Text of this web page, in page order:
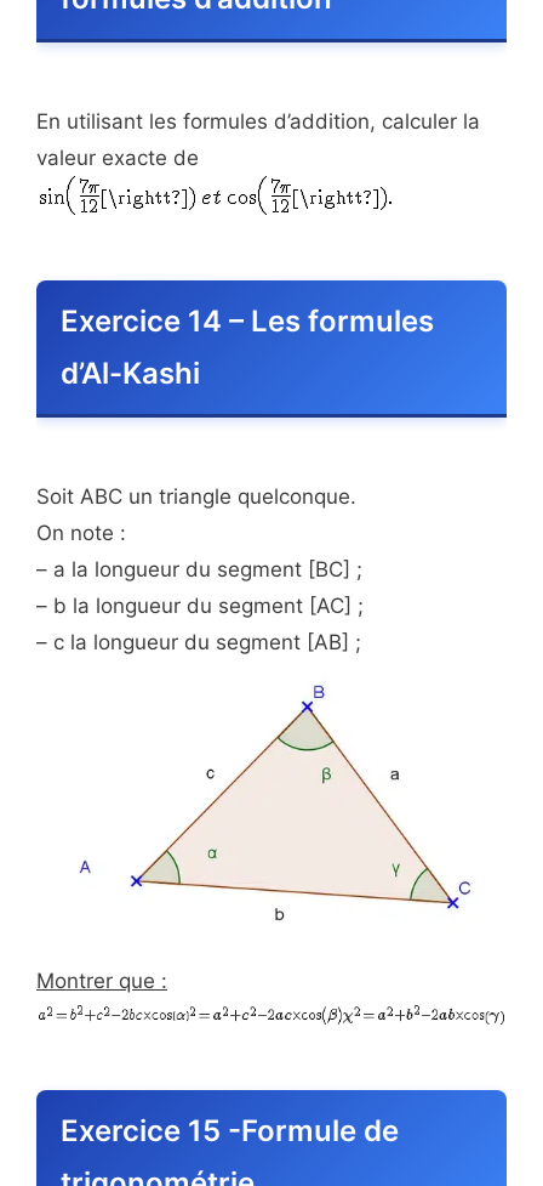
En utilisant les formules d’addition, calculer la
valeur exacte de
Exercice 14 – Les formules
d’Al-Kashi
Soit ABC un triangle quelconque.
On note :
– a la longueur du segment [BC] ;
– b la longueur du segment [AC] ;
– c la longueur du segment [AB] ;
Montrer que :
Exercice 15 -Formule de